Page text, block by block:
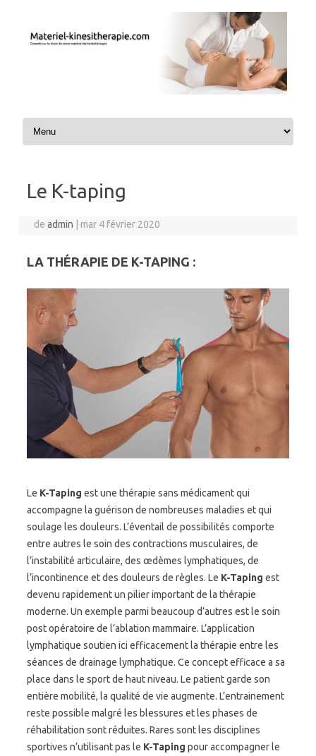
Aller au contenu
Le K-taping
deadmin mar 4 février 2020
LA THÉRAPIE DE K-TAPING :
Le K-Taping est une thérapie sans médicament qui
accompagne la guérison de nombreuses maladies et qui
soulage les douleurs. L’éventail de possibilités comporte
entre autres le soin des contractions musculaires, de
l’instabilité articulaire, des œdèmes lymphatiques, de
l’incontinence et des douleurs de règles. Le K-Taping est
devenu rapidement un pilier important de la thérapie
moderne. Un exemple parmi beaucoup d’autres est le soin
post opératoire de l’ablation mammaire. L’application
lymphatique soutien ici efficacement la thérapie entre les
séances de drainage lymphatique. Ce concept efficace a sa
place dans le sport de haut niveau. Le patient garde son
entière mobilité, la qualité de vie augmente. L’entrainement
reste possible malgré les blessures et les phases de
réhabilitation sont réduites. Rares sont les disciplines
sportives n’utilisant pas le K-Taping pour accompagner le